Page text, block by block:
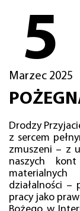
5
Marzec 2025
Drodzy
z sercem
zmuszeni – z
naszych
działalności –
pracy jako